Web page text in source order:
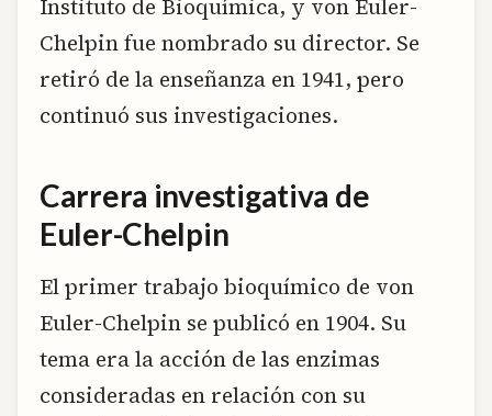
Instituto de Bioquímica, y von Euler-
Chelpin fue nombrado su director. Se
retiró de la enseñanza en 1941, pero
continuó sus investigaciones.
Carrera investigativa de
Euler-Chelpin
El primer trabajo bioquímico de von
Euler-Chelpin se publicó en 1904. Su
tema era la acción de las enzimas
consideradas en relación con su